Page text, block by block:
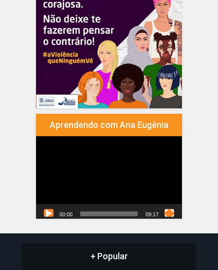
Aprendendo com Ana Eugênia
00:00 09:17
+ Popular